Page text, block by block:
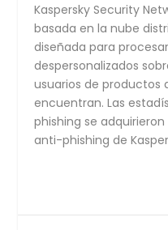
Kaspersky Security
basada en la nube
diseñada para
despersonalizados
usuarios de productos
encuentran. Las
phishing se
anti-phishing de